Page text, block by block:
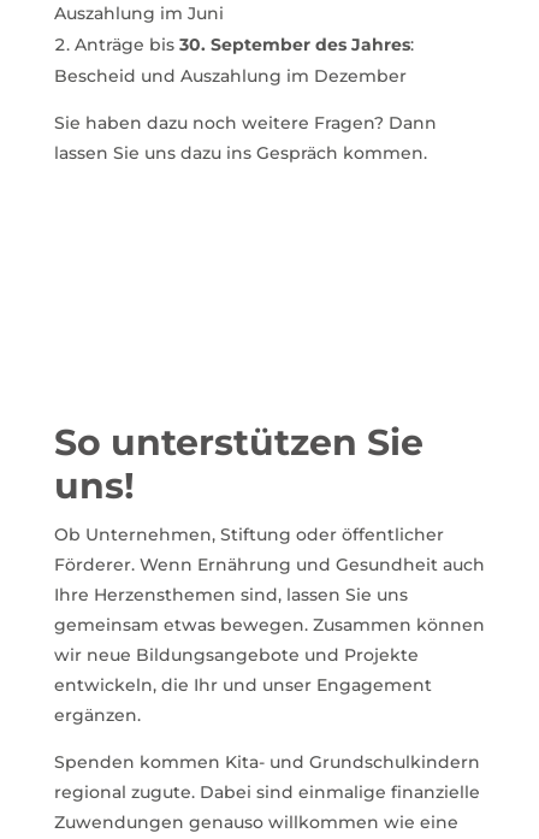
Auszahlung im Juni
Anträge bis 30. September des Jahres:
Bescheid und Auszahlung im Dezember
Sie haben dazu noch weitere Fragen? Dann
lassen Sie uns dazu ins Gespräch kommen.
So unterstützen Sie
uns!
Ob Unternehmen, Stiftung oder öffentlicher
Förderer. Wenn Ernährung und Gesundheit auch
Ihre Herzensthemen sind, lassen Sie uns
gemeinsam etwas bewegen. Zusammen können
wir neue Bildungsangebote und Projekte
entwickeln, die Ihr und unser Engagement
ergänzen.
Spenden kommen Kita- und Grundschulkindern
regional zugute. Dabei sind einmalige finanzielle
Zuwendungen genauso willkommen wie eine